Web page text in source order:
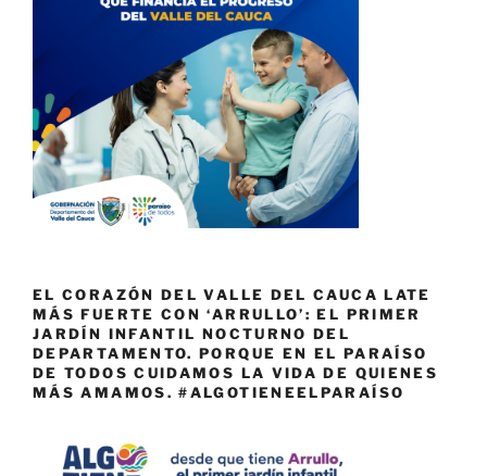
EL CORAZÓN DEL VALLE DEL CAUCA LATE
MÁS FUERTE CON ‘ARRULLO’: EL PRIMER
JARDÍN INFANTIL NOCTURNO DEL
DEPARTAMENTO. PORQUE EN EL PARAÍSO
DE TODOS CUIDAMOS LA VIDA DE QUIENES
MÁS AMAMOS. #ALGOTIENEELPARAÍSO